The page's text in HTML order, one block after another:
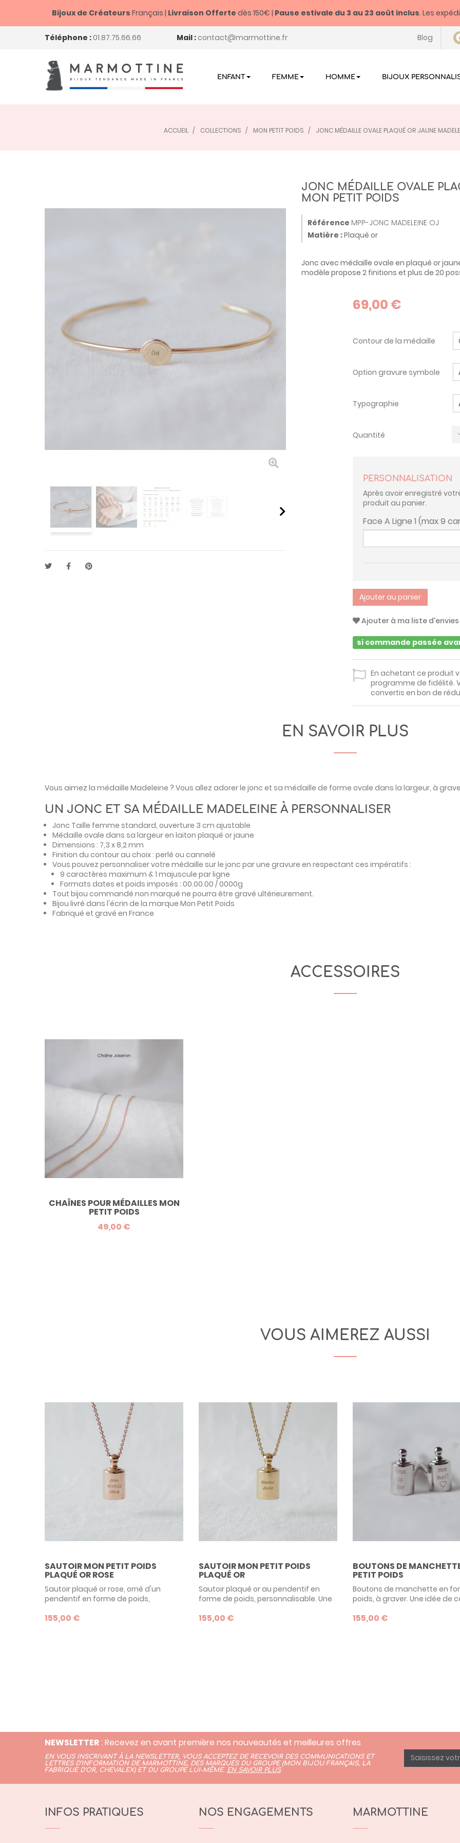
Bijoux de Créateurs Français | Livraison Offerte dès 150€ | Pause estivale du 3 au 23 août inclus. Les
Téléphone :01.87.75.66.66 Mail : contact@marmottine.fr Blog
ENFANT FEMME HOMME BIJOUX
ACCUEIL COLLECTIONS MON PETIT POIDS JONC MÉDAILLE OVALE PLAQUÉ OR JAUNE
JONC MÉDAILLE OVALE
MON PETIT POIDS
Référence MPP-JONC MADELEINE OJ
Matière :Plaqué or
Jonc avec médaille ovale en plaqué or
modèle propose 2 finitions et plus de 20
69,00 €
Contour de la médaille
Option gravure symbole
Typographie
Quantité
PERSONNALISATION
Après avoir enregistré
produit au panier.
Face A Ligne 1 (max 9
Ajouter au panier
Ajouter à ma liste d'envies
si commande passée
En achetant ce produit
programme de fidélité.
convertis en bon de
EN SAVOIR PLUS
Vous aimez la médaille Madeleine ? Vous allez adorer le jonc et sa médaille de forme ovale dans la largeur, à
UN JONC ET SA MÉDAILLE MADELEINE À PERSONNALISER
Jonc Taille femme standard, ouverture 3 cm ajustable
Médaille ovale dans sa largeur en laiton plaqué or jaune
Dimensions : 7,3 x 8,2 mm
Finition du contour au choix : perlé ou cannelé
Vous pouvez personnaliser votre médaille sur le jonc par une gravure en respectant ces impératifs :
9 caractères maximum & 1 majuscule par ligne
Formats dates et poids imposés : 00.00.00 / 0000g
Tout bijou commandé non marqué ne pourra être gravé ultérieurement.
Bijou livré dans l'écrin de la marque Mon Petit Poids
Fabriqué et gravé en France
ACCESSOIRES
CHAÎNES POUR MÉDAILLES MON
PETIT POIDS
49,00 €
VOUS AIMEREZ AUSSI
SAUTOIR MON PETIT POIDS
PLAQUÉ OR ROSE
Sautoir plaqué or rose, orné d'un
pendentif en forme de poids,
prénom, d'une date ou encore du
155,00 €
SAUTOIR MON PETIT POIDS
PLAQUÉ OR
Sautoir plaqué or au pendentif en
forme de poids, personnalisable. Une
jeune maman à l'occasion de la
155,00 €
BOUTONS DE
PETIT POIDS
Boutons de manchette en
poids, à graver. Une idée de
homme ! Voir le descriptif
155,00 €
NEWSLETTER: Recevez en avant première nos nouveautés et meilleures offres
EN VOUS INSCRIVANT À LA NEWSLETTER, VOUS ACCEPTEZ DE RECEVOIR DES COMMUNICATIONS ET
LETTRES D’INFORMATION DE MARMOTTINE, DES MARQUES DU GROUPE (MON BIJOU FRANÇAIS, LA
FABRIQUE D’OR, CHEVALEX)ET DU GROUPE LUI-MÊME. EN SAVOIR PLUS
INFOS PRATIQUES NOS ENGAGEMENTS MARMOTTINE